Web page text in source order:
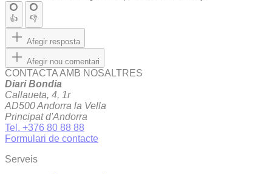
👍 👎
Afegir resposta
Afegir nou comentari
CONTACTA AMB NOSALTRES
Diari Bondia
Callaueta, 4, 1r
AD500 Andorra la Vella
Principat d'Andorra
Tel. +376 80 88 88
Formulari de contacte
Serveis